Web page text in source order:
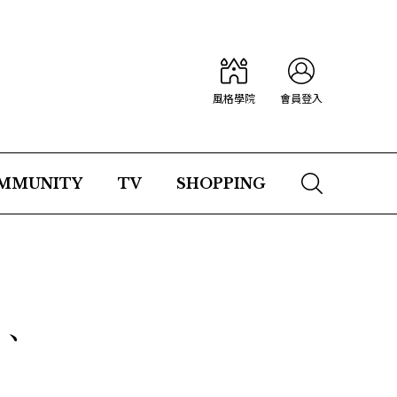
風格學院 會員登入
TV SHOPPING